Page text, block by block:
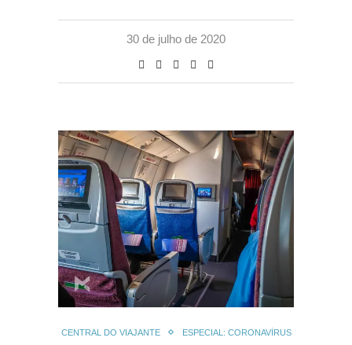
30 de julho de 2020
CENTRAL DO VIAJANTE ESPECIAL: CORONAVÍRUS